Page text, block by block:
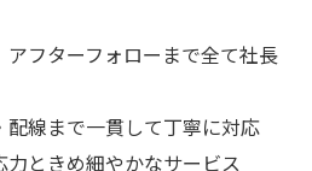
フターフォローまで全て社長
配線まで一貫して丁寧に対応
ときめ細やかなサービス